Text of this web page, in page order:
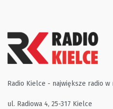
Radio Kielce - największe radio
ul. Radiowa 4, 25-317 Kielce